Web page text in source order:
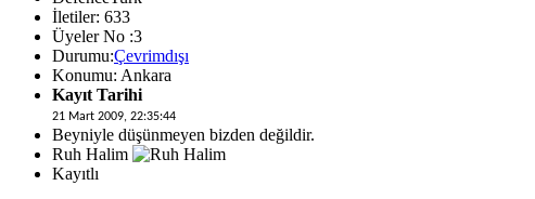
İletiler: 633
Üyeler No :3
Durumu:Çevrimdışı
Konumu: Ankara
Kayıt Tarihi
21 Mart 2009, 22:35:44
Beyniyle düşünmeyen bizden değildir.
Ruh Halim
Kayıtlı